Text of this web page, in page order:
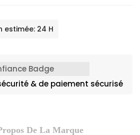
estimée: 24 H
& de paiement sécurisé
De La Marque